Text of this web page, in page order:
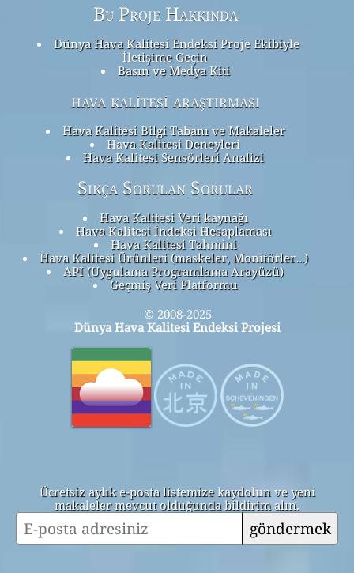
Bu Proje Hakkında
Dünya Hava Kalitesi Endeksi Proje Ekibiyle
İletişime Geçin
Basın ve Medya Kiti
hava kalitesi araştırması
Hava Kalitesi Bilgi Tabanı ve Makaleler
Hava Kalitesi Deneyleri
Hava Kalitesi Sensörleri Analizi
Sıkça Sorulan Sorular
Hava Kalitesi Veri kaynağı
Hava Kalitesi İndeksi Hesaplaması
Hava Kalitesi Tahmini
Hava Kalitesi Ürünleri (maskeler, Monitörler…)
API (Uygulama Programlama Arayüzü)
Geçmiş Veri Platformu
© 2008-2025
Dünya Hava Kalitesi Endeksi Projesi
Ücretsiz aylık e-posta listemize kaydolun ve yeni
makaleler mevcut olduğunda bildirim alın.
göndermek